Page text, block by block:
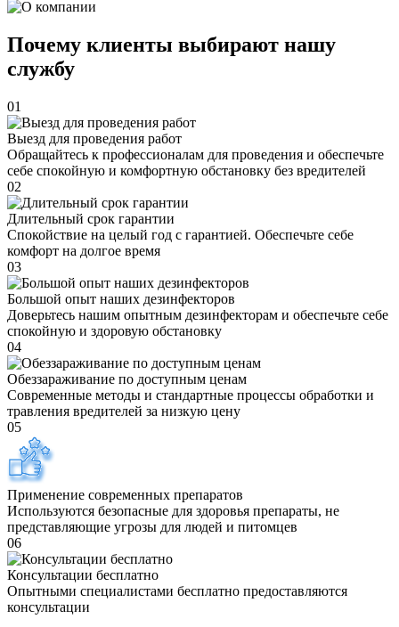
Почему клиенты выбирают нашу
службу
01
Выезд для проведения работ
Обращайтесь к профессионалам для проведения и обеспечьте
себе спокойную и комфортную обстановку без вредителей
02
Длительный срок гарантии
Спокойствие на целый год с гарантией. Обеспечьте себе
комфорт на долгое время
03
Большой опыт наших дезинфекторов
Доверьтесь нашим опытным дезинфекторам и обеспечьте себе
спокойную и здоровую обстановку
04
Обеззараживание по доступным ценам
Современные методы и стандартные процессы обработки и
травления вредителей за низкую цену
05
Применение современных препаратов
Используются безопасные для здоровья препараты, не
представляющие угрозы для людей и питомцев
06
Консультации бесплатно
Опытными специалистами бесплатно предоставляются
консультации